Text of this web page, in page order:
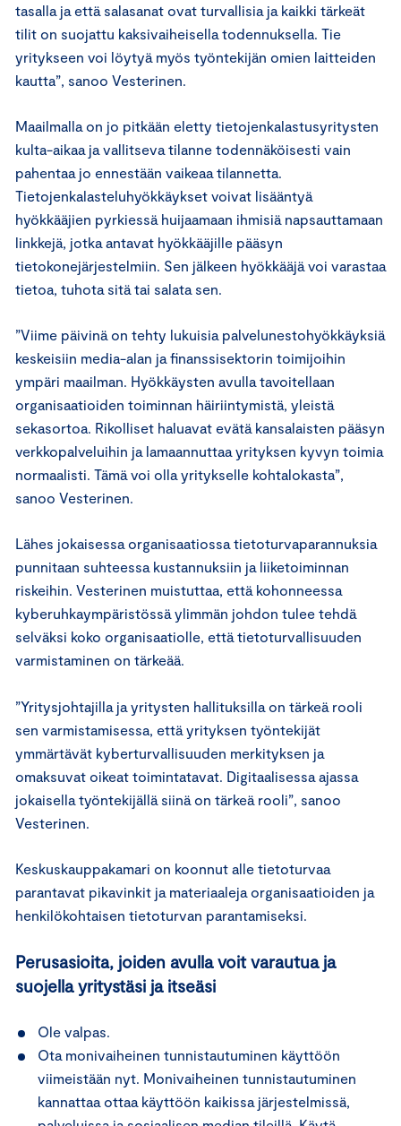
tasalla ja että salasanat ovat turvallisia ja kaikki tärkeät
tilit on suojattu kaksivaiheisella todennuksella. Tie
yritykseen voi löytyä myös työntekijän omien laitteiden
kautta”, sanoo Vesterinen.
Maailmalla on jo pitkään eletty tietojenkalastusyritysten
kulta-aikaa ja vallitseva tilanne todennäköisesti vain
pahentaa jo ennestään vaikeaa tilannetta.
Tietojenkalasteluhyökkäykset voivat lisääntyä
hyökkääjien pyrkiessä huijaamaan ihmisiä napsauttamaan
linkkejä, jotka antavat hyökkääjille pääsyn
tietokonejärjestelmiin. Sen jälkeen hyökkääjä voi varastaa
tietoa, tuhota sitä tai salata sen.
”Viime päivinä on tehty lukuisia palvelunestohyökkäyksiä
keskeisiin media-alan ja finanssisektorin toimijoihin
ympäri maailman. Hyökkäysten avulla tavoitellaan
organisaatioiden toiminnan häiriintymistä, yleistä
sekasortoa. Rikolliset haluavat evätä kansalaisten pääsyn
verkkopalveluihin ja lamaannuttaa yrityksen kyvyn toimia
normaalisti. Tämä voi olla yritykselle kohtalokasta”,
sanoo Vesterinen.
Lähes jokaisessa organisaatiossa tietoturvaparannuksia
punnitaan suhteessa kustannuksiin ja liiketoiminnan
riskeihin. Vesterinen muistuttaa, että kohonneessa
kyberuhkaympäristössä ylimmän johdon tulee tehdä
selväksi koko organisaatiolle, että tietoturvallisuuden
varmistaminen on tärkeää.
”Yritysjohtajilla ja yritysten hallituksilla on tärkeä rooli
sen varmistamisessa, että yrityksen työntekijät
ymmärtävät kyberturvallisuuden merkityksen ja
omaksuvat oikeat toimintatavat. Digitaalisessa ajassa
jokaisella työntekijällä siinä on tärkeä rooli”, sanoo
Vesterinen.
Keskuskauppakamari on koonnut alle tietoturvaa
parantavat pikavinkit ja materiaaleja organisaatioiden ja
henkilökohtaisen tietoturvan parantamiseksi.
Perusasioita, joiden avulla voit varautua ja
suojella yritystäsi ja itseäsi
Ole valpas.
Ota monivaiheinen tunnistautuminen käyttöön
viimeistään nyt. Monivaiheinen tunnistautuminen
kannattaa ottaa käyttöön kaikissa järjestelmissä,